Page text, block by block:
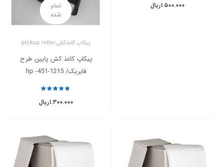
ریال۱.۵۰۰.۰۰۰
تمام
شده
پیکاپ کاغذکش pickup roller
پیکاپ کاغذ کش پایین طرح
فابریک/ hp -451-1215
ریال۱.۳۰۰.۰۰۰